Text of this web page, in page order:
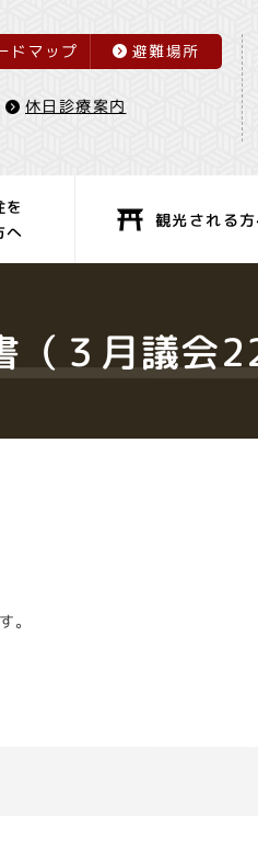
ドマップ 避難場所
休日診療案内
を
へ
観光される方
３月議会
。